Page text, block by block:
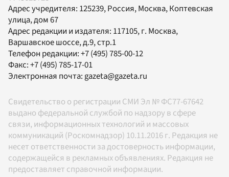
Адрес учредителя: 125239, Россия, Москва, Коптевская
улица, дом 67
Адрес редакции и издателя: 117105, г. Москва,
Варшавское шоссе, д.9, стр.1
Телефон редакции:+7 (495) 785-00-12
Факс:+7 (495) 785-17-01
Электронная почта: gazeta@gazeta.ru
Свидетельство о регистрации СМИ Эл № ФС77-67642
выдано федеральной службой по надзору в сфере
связи, информационных технологий и массовых
коммуникаций (Роскомнадзор) 10.11.2016 г. Редакция не
несет ответственности за достоверность информации,
содержащейся в рекламных объявлениях. Редакция не
предоставляет справочной информации.